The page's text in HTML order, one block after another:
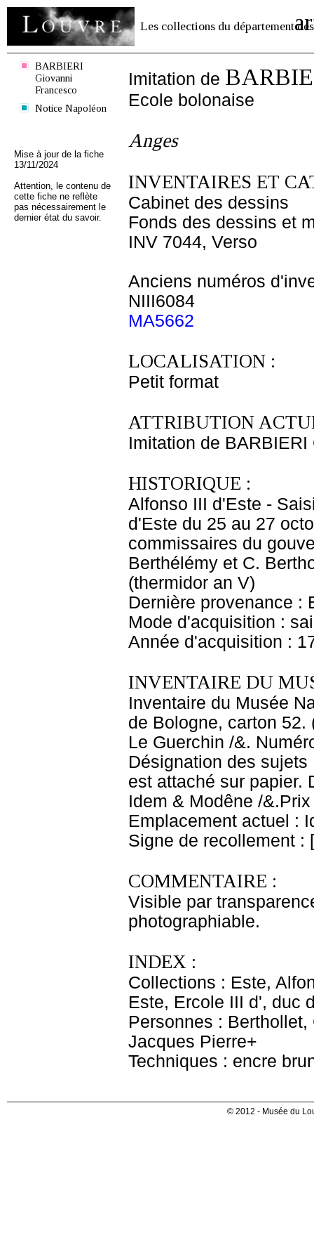
Les collections du département des
BARBIERI
Giovanni
Francesco
Notice Napoléon
Mise à jour de la fiche
13/11/2024
Attention, le contenu de
cette fiche ne reflète
pas nécessairement le
dernier état du savoir.
Imitation de
Ecole bolonaise
Anges
INVENTAIRES ET
Cabinet des dessins
Fonds des dessins et
INV 7044, Verso
Anciens numéros
NIII6084
MA5662
LOCALISATION :
Petit format
ATTRIBUTION
Imitation de
HISTORIQUE :
Alfonso III d'Este -
d'Este du 25 au 27
commissaires du
Berthélémy et C.
(thermidor an V)
Dernière provenance :
Mode d'acquisition :
Année d'acquisition :
INVENTAIRE DU
Inventaire du Musée
de Bologne, carton 52.
Le Guerchin /&.
Désignation des
est attaché sur papier.
Idem & Modêne /
Emplacement actuel :
Signe de recollement :
COMMENTAIRE :
Visible par
photographiable.
INDEX :
Collections : Este,
Este, Ercole III d', duc
Personnes :
Jacques Pierre+
Techniques : encre
© 2012 - Musée du